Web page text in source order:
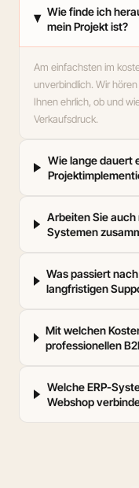
Wie finde ich
mein Projekt ist?
Am einfachsten im
unverbindlich. Wir
Ihnen ehrlich, ob und
Verkaufsdruck.
Wie lange dauert
Arbeiten Sie auch
Systemen
Was passiert
langfristigen
Mit welchen
professionellen
Welche ERP-
Webshop